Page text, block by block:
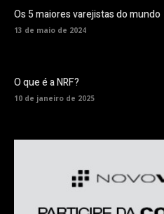
Os 5 maiores varejistas do mundo
13 de maio de 2024
O que é a NRF?
10 de janeiro de 2025